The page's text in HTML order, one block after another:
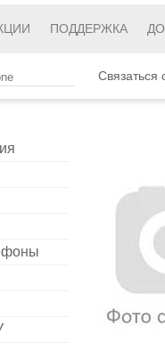
ПОДДЕРЖКА
Связаться